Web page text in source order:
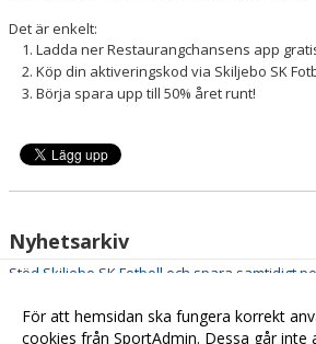
Det är enkelt:
Ladda ner Restaurangchansens app
Köp din aktiveringskod via Skiljebo SK
Börja spara upp till 50% året runt!
Nyhetsarkiv
Stöd Skiljebo SK Fotboll och spara samtidigt
492 supportrar har anslutit sig! Ni är HELT
fler VILL vi bli...
För att hemsidan ska fungera korrekt
cookies från SportAdmin. Dessa går inte